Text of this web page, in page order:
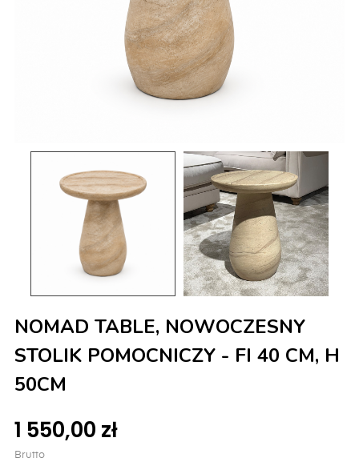
NOMAD TABLE, NOWOCZESNY
STOLIK POMOCNICZY - FI 40 CM, H
50CM
1 550,00 zł
Brutto